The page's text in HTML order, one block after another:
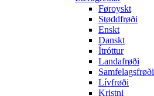
Føroyskt
Støddfrøði
Enskt
Danskt
Ítróttur
Landafrøði
Samfelagsfrøði
Lívfrøði
Kristni